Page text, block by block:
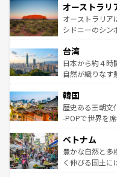
部のニューオー
文化が魅力。旅
しみながら、そ
ならではの贅沢な旅のス
情報はコンテン
ワイ島は見逃せ
島だが、静かな
おすすめ。エメ
れるおもてなし
人々、おいしい
ク、伝統的なフ
ワイを、存分に味わってほ
はコンテンツ一
オーストラリ
オーストラリア
シドニーのシン
リアリーフや大
ク）、タスマニ
ど、見どころが
いる。アクティ
ビング、ハイキ
い。オーストラ
参照してほしい。
台湾
日本から約４時
自然が織りなす
ン）、静ひつな
と山間の静けさ
驚きをもたらし
容にもいいと評
が
照してほしい。
韓国
歴史ある王朝文
-POPで世界を
き、地方に足を
できる。そして
まで、さまざま
ベトナム
豊かな自然と多
く伸びる国土に